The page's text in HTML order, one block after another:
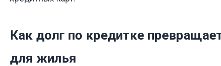
Как долг по кредитке
для жилья